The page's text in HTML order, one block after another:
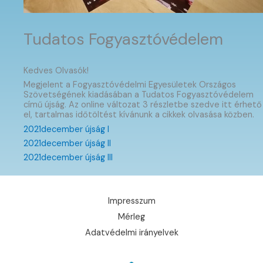
Tudatos Fogyasztóvédelem
Kedves Olvasók!
Megjelent a Fogyasztóvédelmi Egyesületek Országos
Szövetségének kiadásában a Tudatos Fogyasztóvédelem
című újság. Az online változat 3 részletbe szedve itt érhető
el, tartalmas időtöltést kívánunk a cikkek olvasása közben.
2021december újság I
2021december újság II
2021december újság III
Impresszum
Mérleg
Adatvédelmi irányelvek